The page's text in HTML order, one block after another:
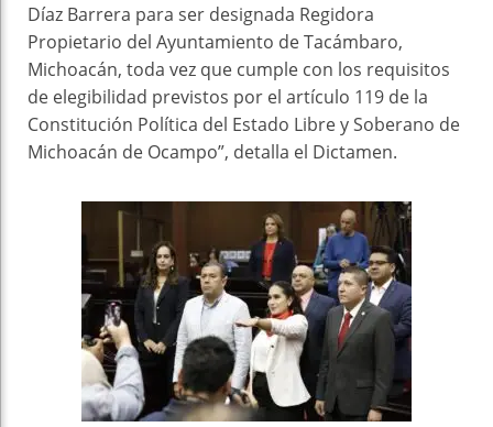
Díaz Barrera para ser designada Regidora
Propietario del Ayuntamiento de Tacámbaro,
Michoacán, toda vez que cumple con los requisitos
de elegibilidad previstos por el artículo 119 de la
Constitución Política del Estado Libre y Soberano de
Michoacán de Ocampo”, detalla el Dictamen.